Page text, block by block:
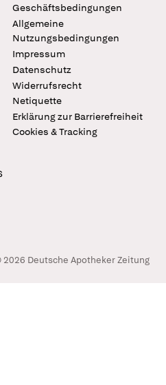
Geschäftsbedingungen
Allgemeine
Nutzungsbedingungen
Impressum
Datenschutz
Widerrufsrecht
Netiquette
Erklärung zur Barrierefreiheit
Cookies & Tracking
2026 Deutsche Apotheker Zeitung